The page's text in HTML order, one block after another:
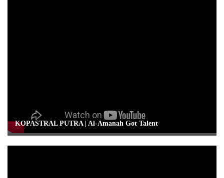
KOPASTRAL PUTRA | Al-Amanah Got Talent